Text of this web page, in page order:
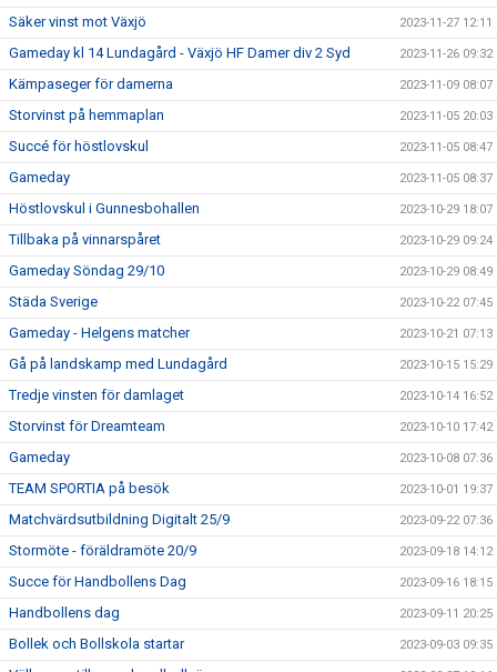
Säker vinst mot Växjö 2023-11-27 12:11
Gameday kl 14 Lundagård - Växjö HF Damer div 2 Syd 2023-11-26 09:32
Kämpaseger för damerna 2023-11-09 08:07
Storvinst på hemmaplan 2023-11-05 20:03
Succé för höstlovskul 2023-11-05 08:47
Gameday 2023-11-05 08:37
Höstlovskul i Gunnesbohallen 2023-10-29 18:07
Tillbaka på vinnarspåret 2023-10-29 09:24
Gameday Söndag 29/10 2023-10-29 08:49
Städa Sverige 2023-10-22 07:45
Gameday - Helgens matcher 2023-10-21 07:13
Gå på landskamp med Lundagård 2023-10-15 15:29
Tredje vinsten för damlaget 2023-10-14 16:52
Storvinst för Dreamteam 2023-10-10 17:42
Gameday 2023-10-08 07:36
TEAM SPORTIA på besök 2023-10-01 19:37
Matchvärdsutbildning Digitalt 25/9 2023-09-22 07:36
Stormöte - föräldramöte 20/9 2023-09-18 14:12
Succe för Handbollens Dag 2023-09-16 18:15
Handbollens dag 2023-09-11 20:25
Bollek och Bollskola startar 2023-09-03 09:35